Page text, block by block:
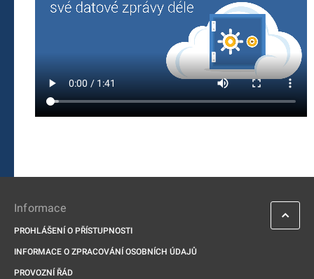
Informace
PROHLÁŠENÍ O PŘÍSTUPNOSTI
INFORMACE O ZPRACOVÁNÍ OSOBNÍCH ÚDAJŮ
PROVOZNÍ ŘÁD